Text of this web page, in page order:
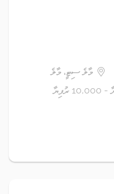
މާލެ ސިޓީ، މާލެ